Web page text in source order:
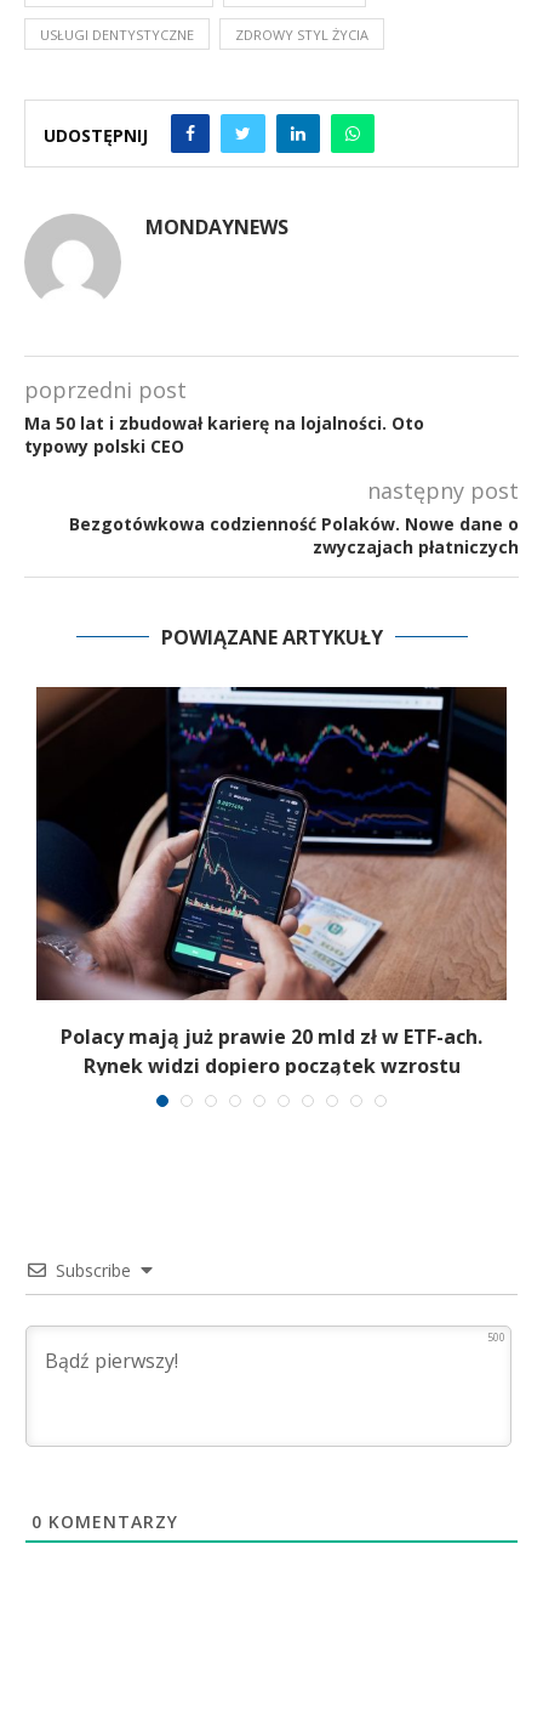
USŁUGI DENTYSTYCZNE ZDROWY STYL ŻYCIA
UDOSTĘPNIJ
MONDAYNEWS
poprzedni post
Ma 50 lat i zbudował karierę na lojalności. Oto
typowy polski CEO
następny post
Bezgotówkowa codzienność Polaków. Nowe dane o
zwyczajach płatniczych
POWIĄZANE ARTYKUŁY
Polacy mają już prawie 20 mld zł w ETF-ach.
Rynek widzi dopiero początek wzrostu
Subscribe
500
0 KOMENTARZY